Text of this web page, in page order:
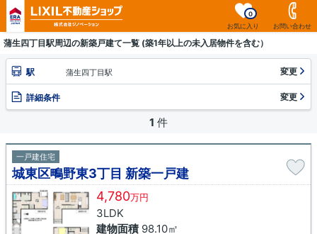
お気に入り
0
お問い合わせ
蒲生四丁目駅周辺の新築戸建て一覧 (築1年以上の未入居物件を含む）
駅 蒲生四丁目駅 変更
詳細条件 変更
1 件
一戸建住宅
城東区鴫野東3丁目 新築一戸建
4,780万円
3LDK
建物面積98.10㎡